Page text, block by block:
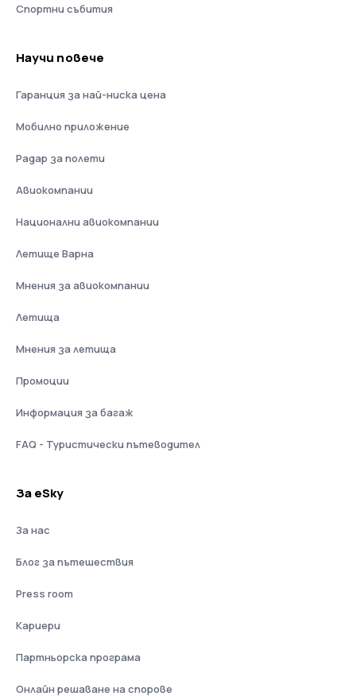
Спортни събития
Научи повече
Гаранция за най-ниска цена
Мобилно приложение
Радар за полети
Авиокомпании
Национални авиокомпании
Летище Варна
Мнения за авиокомпании
Летища
Мнения за летища
Промоции
Информация за багаж
FAQ - Туристически пътеводител
За eSky
За нас
Блог за пътешествия
Press room
Кариери
Партньорска програма
Онлайн решаване на спорове